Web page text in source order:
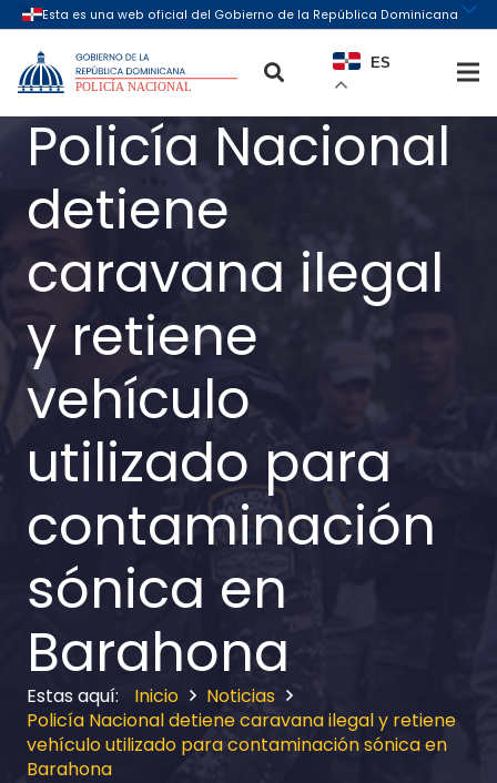
ES
Policía Nacional
detiene
caravana ilegal
y retiene
vehículo
utilizado para
contaminación
sónica en
Barahona
Inicio
Noticias
Policía Nacional detiene caravana ilegal y retiene
vehículo utilizado para contaminación sónica en
Barahona